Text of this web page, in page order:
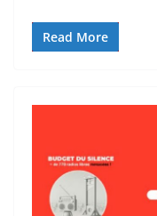
Read More